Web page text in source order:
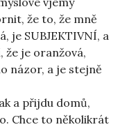
že to, že mně
je SUBJEKTIVNÍ, a
že je oranžová,
názor, a je stejně
a přijdu domů,
Chce to několikrát